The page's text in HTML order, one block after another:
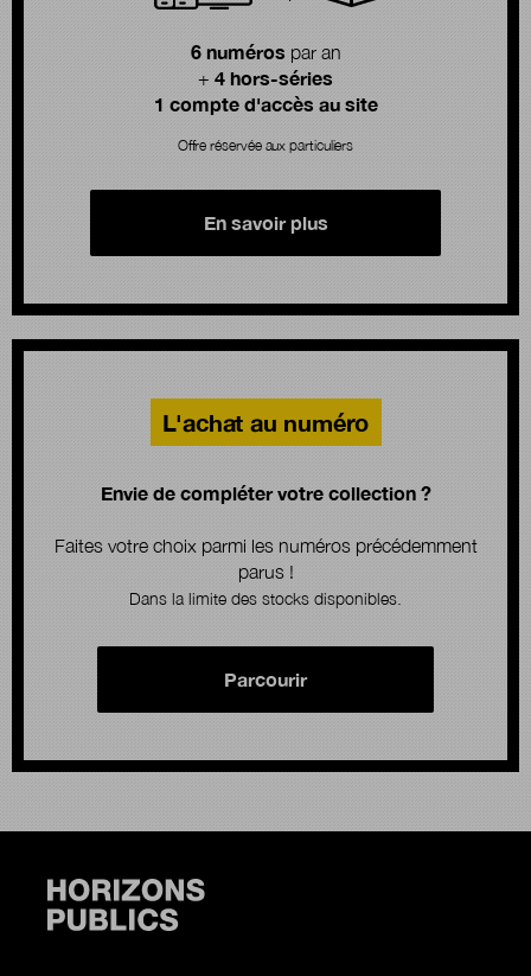
6 numérospar an
+ 4 hors-séries
1 compte d'accès au site
Offre réservée aux particuliers
En savoir plus
L'achat au numéro
Envie de compléter votre collection ?
Faites votre choix parmi les numéros précédemment
parus !
Dans la limite des stocks disponibles.
Parcourir